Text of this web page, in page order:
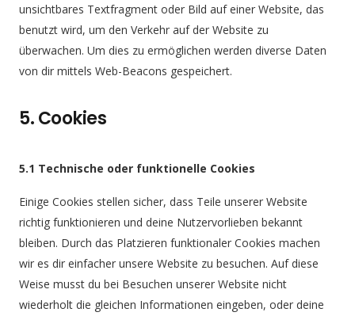
unsichtbares Textfragment oder Bild auf einer Website, das
benutzt wird, um den Verkehr auf der Website zu
überwachen. Um dies zu ermöglichen werden diverse Daten
von dir mittels Web-Beacons gespeichert.
5. Cookies
5.1 Technische oder funktionelle Cookies
Einige Cookies stellen sicher, dass Teile unserer Website
richtig funktionieren und deine Nutzervorlieben bekannt
bleiben. Durch das Platzieren funktionaler Cookies machen
wir es dir einfacher unsere Website zu besuchen. Auf diese
Weise musst du bei Besuchen unserer Website nicht
wiederholt die gleichen Informationen eingeben, oder deine